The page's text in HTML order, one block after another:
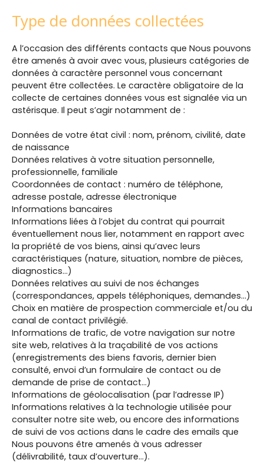
Type de données collectées
A l’occasion des différents contacts que Nous pouvons
être amenés à avoir avec vous, plusieurs catégories de
données à caractère personnel vous concernant
peuvent être collectées. Le caractère obligatoire de la
collecte de certaines données vous est signalée via un
astérisque. Il peut s’agir notamment de :
Données de votre état civil : nom, prénom, civilité, date
de naissance
Données relatives à votre situation personnelle,
professionnelle, familiale
Coordonnées de contact : numéro de téléphone,
adresse postale, adresse électronique
Informations bancaires
Informations liées à l’objet du contrat qui pourrait
éventuellement nous lier, notamment en rapport avec
la propriété de vos biens, ainsi qu’avec leurs
caractéristiques (nature, situation, nombre de pièces,
diagnostics…)
Données relatives au suivi de nos échanges
(correspondances, appels téléphoniques, demandes…)
Choix en matière de prospection commerciale et/ou du
canal de contact privilégié.
Informations de trafic, de votre navigation sur notre
site web, relatives à la traçabilité de vos actions
(enregistrements des biens favoris, dernier bien
consulté, envoi d’un formulaire de contact ou de
demande de prise de contact…)
Informations de géolocalisation (par l’adresse IP)
Informations relatives à la technologie utilisée pour
consulter notre site web, ou encore des informations
de suivi de vos actions dans le cadre des emails que
Nous pouvons être amenés à vous adresser
(délivrabilité, taux d’ouverture…).